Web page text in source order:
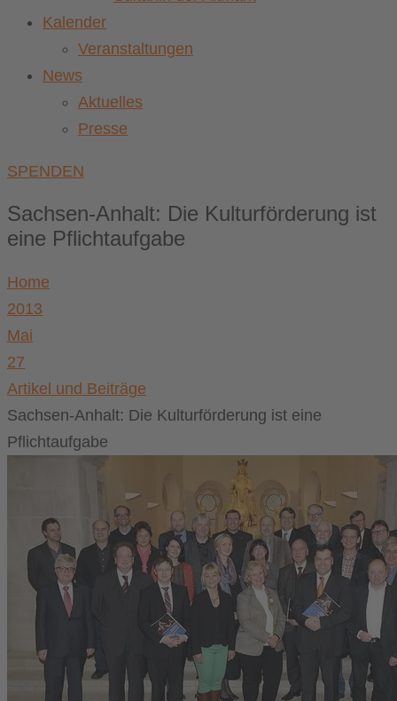
Kalender
Veranstaltungen
News
Aktuelles
Presse
SPENDEN
Sachsen-Anhalt: Die Kulturförderung ist
eine Pflichtaufgabe
Home
2013
Mai
27
Artikel und Beiträge
Sachsen-Anhalt: Die Kulturförderung ist eine
Pflichtaufgabe